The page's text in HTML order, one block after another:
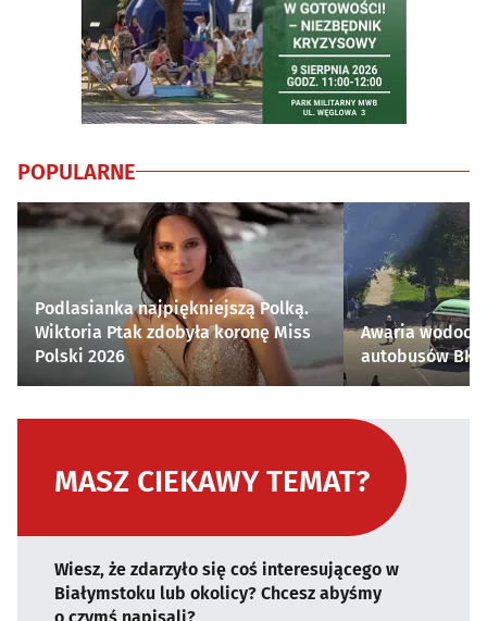
POPULARNE
Podlasianka najpiękniejszą Polką.
Wiktoria Ptak zdobyła koronę Miss
Polski 2026
Awaria
autobusów
MASZ CIEKAWY TEMAT?
Wiesz, że zdarzyło się coś interesującego w
Białymstoku lub okolicy? Chcesz abyśmy
o czymś napisali?